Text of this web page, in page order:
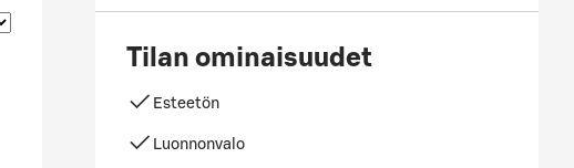
Tilan ominaisuudet
Esteetön
Luonnonvalo